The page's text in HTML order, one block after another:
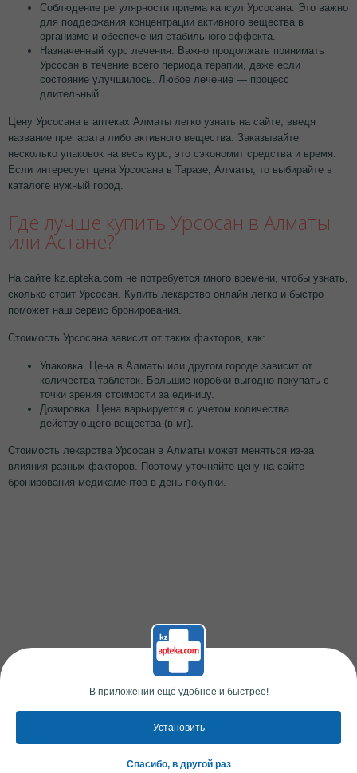
Соблюдение регулярности приема капсул Урсосана. Это важно
для поддержания концентрации активного вещества в
организме и обеспечения стабильного эффекта.
Назначенный курс лечения. Важно продолжать принимать
Урсосан в течение всего периода терапии, даже если
состояние улучшилось. Любое лечение — процесс
длительный.
Цену Урсосана в аптеках Алматы легко узнать на сайте, введя
название препарата либо активного вещества. Заказывайте
несколько упаковок на весь курс, это сэкономит средства и время.
Если интересует цена Урсосана в Таразе, Алматы, то выбирайте в
каталоге нужный город.
Где лучше купить Урсосан в Алматы
или Астане?
На сайте kz.apteka.com не потребуется много времени, чтобы узнать,
сколько стоит Урсосан. Купить лекарство онлайн легко и быстро
поможет наш сервис бронирования.
Стоимость Урсосана зависит от таких факторов, как:
Упаковка. Цена в Алматы или другом городе зависит от
количества таблеток. Большие коробки выгодно покупать с
точки зрения стоимости за единицу.
Дозировка. Цена варьируется с учетом количества
действующего вещества (в мг).
Стоимость лекарства Урсосан в Алматы может меняться из-за
влияния разных факторов. Поэтому уточняйте цену на сайте
бронирования медикаментов в день покупки.
В приложении ещё удобнее и быстрее!
Установить
Спасибо, в другой раз